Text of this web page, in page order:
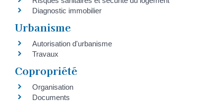
Diagnostic immobilier
Urbanisme
Autorisation d'urbanisme
Travaux
Copropriété
Organisation
Documents